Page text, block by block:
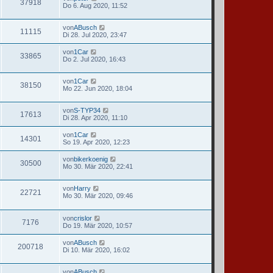
37918
Do 6. Aug 2020, 11:52
11115 vonABusch
Di 28. Jul 2020, 23:47
33865 von1Car
Do 2. Jul 2020, 16:43
38150 von1Car
Mo 22. Jun 2020, 18:04
17613 vonS-TYP34
Di 28. Apr 2020, 11:10
14301 von1Car
So 19. Apr 2020, 12:23
30500 vonbikerkoenig
Mo 30. Mär 2020, 22:41
22721 vonHarry
Mo 30. Mär 2020, 09:46
7176 voncrislor
Do 19. Mär 2020, 10:57
200718 vonABusch
Di 10. Mär 2020, 16:02